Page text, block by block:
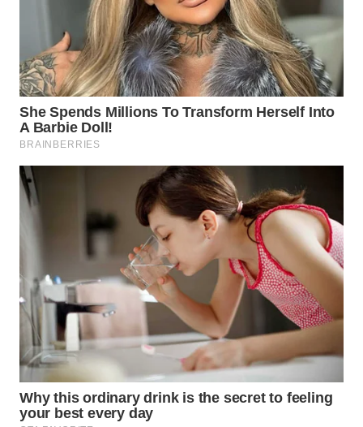
PURWAKARTA
WN
PRIANGAN
TIMUR
WN
SEMARANG
WN
BOROBUDUR
WN
MADURA
WN
SURABAYA